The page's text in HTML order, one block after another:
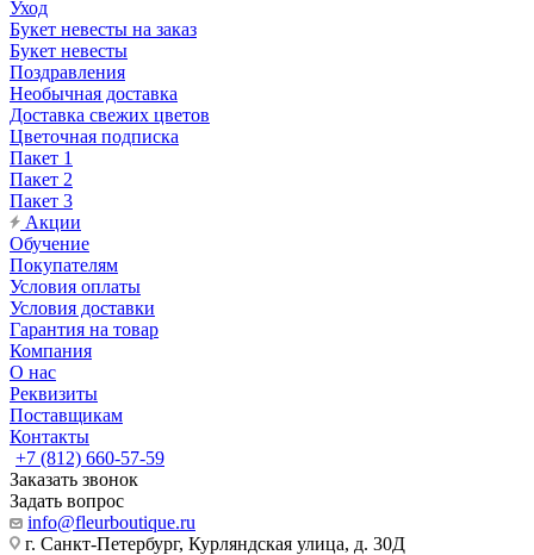
Уход
Букет невесты на заказ
Букет невесты
Поздравления
Необычная доставка
Доставка свежих цветов
Цветочная подписка
Пакет 1
Пакет 2
Пакет 3
Акции
Обучение
Покупателям
Условия оплаты
Условия доставки
Гарантия на товар
Компания
О нас
Реквизиты
Поставщикам
Контакты
+7 (812) 660-57-59
Заказать звонок
Задать вопрос
info@fleurboutique.ru
г. Санкт-Петербург, Курляндская улица, д. 30Д